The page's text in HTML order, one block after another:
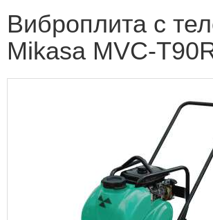
Виброплита с
Mikasa MVC-